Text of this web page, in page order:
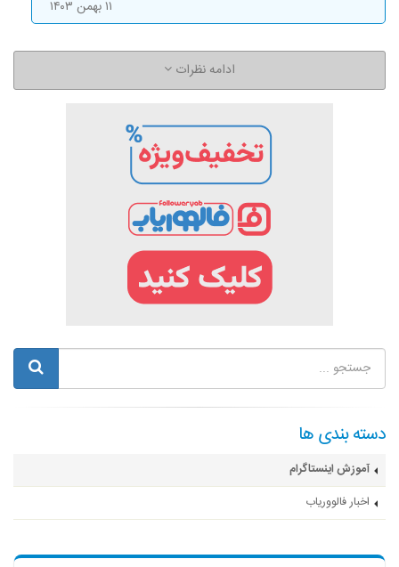
۱۱ بهمن ۱۴۰۳
ادامه نظرات
دسته بندی ها
آموزش اینستاگرام
اخبار فالووریاب